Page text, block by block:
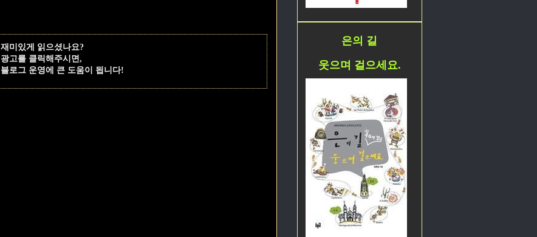
재미있게 읽으셨나요?
광고를 클릭해주시면,
블로그 운영에 큰 도움이 됩니다!
은의 길
웃으며 걸으세요.